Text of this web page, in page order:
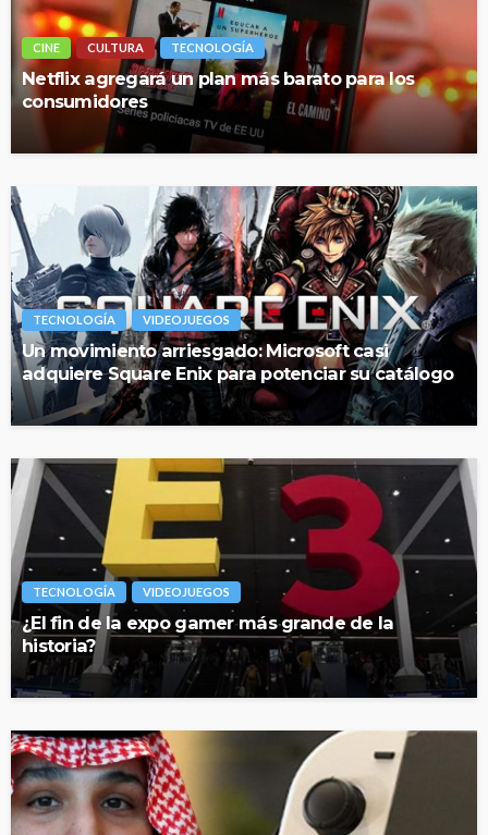
CINE CULTURA TECNOLOGÍA
Netflix agregará un plan más barato para los
consumidores
TECNOLOGÍA VIDEOJUEGOS
Un movimiento arriesgado: Microsoft casi
adquiere Square Enix para potenciar su catálogo
TECNOLOGÍA VIDEOJUEGOS
¿El fin de la expo gamer más grande de la
historia?